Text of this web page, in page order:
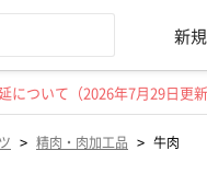
新
ついて（2026年7月29日更新
> 精肉・肉加工品 > 牛肉